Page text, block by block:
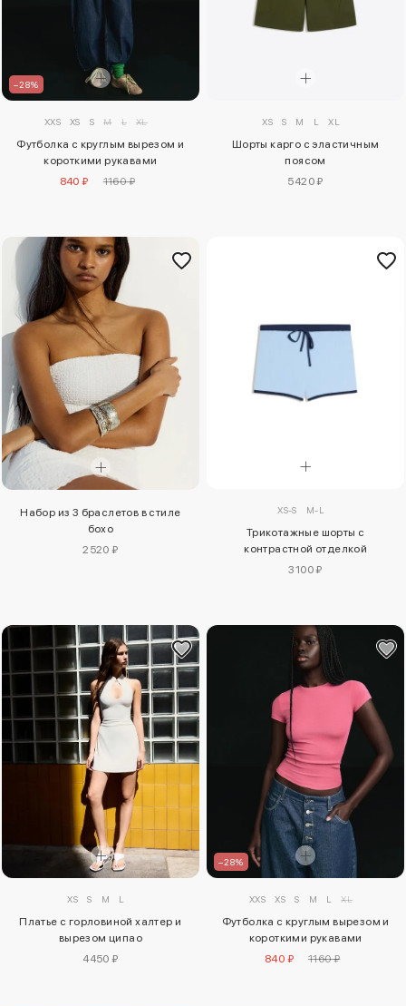
–28%
XXS XS S M L XL
Футболка с круглым вырезом и
короткими рукавами
840 ₽
1160 ₽
XS S M L XL
Шорты карго с эластичным
поясом
5420 ₽
Набор из 3 браслетов в стиле
бохо
2520 ₽
XS-S M-L
Трикотажные шорты с
контрастной отделкой
3100 ₽
XS S M L
Платье с горловиной халтер и
вырезом ципао
4450 ₽
–28%
XXS XS S M L XL
Футболка с круглым вырезом и
короткими рукавами
840 ₽
1160 ₽